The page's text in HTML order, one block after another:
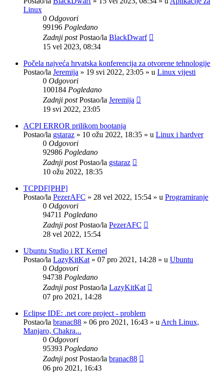
Linux
0 Odgovori
99196 Pogledano
Zadnji postPostao/la BlackDwarf
15 vel 2023, 08:34
Počela najveća hrvatska konferencija za otvorene tehnologije
Postao/la Jeremija » 19 svi 2022, 23:05 » u Linux vijesti
0 Odgovori
100184 Pogledano
Zadnji postPostao/la Jeremija
19 svi 2022, 23:05
ACPI ERROR prilikom bootanja
Postao/la gstaraz » 10 ožu 2022, 18:35 » u Linux i hardver
0 Odgovori
92986 Pogledano
Zadnji postPostao/la gstaraz
10 ožu 2022, 18:35
TCPDF[PHP]
Postao/la PezerAFC » 28 vel 2022, 15:54 » u Programiranje
0 Odgovori
94711 Pogledano
Zadnji postPostao/la PezerAFC
28 vel 2022, 15:54
Ubuntu Studio i RT Kernel
Postao/la LazyKitKat » 07 pro 2021, 14:28 » u Ubuntu
0 Odgovori
94738 Pogledano
Zadnji postPostao/la LazyKitKat
07 pro 2021, 14:28
Eclipse IDE: .net core project - problem
Postao/la branac88 » 06 pro 2021, 16:43 » u Arch Linux,
Manjaro, Chakra...
0 Odgovori
95393 Pogledano
Zadnji postPostao/la branac88
06 pro 2021, 16:43